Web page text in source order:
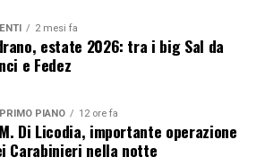
2 mesi fa
estate 2026: tra i big Sal da
e Fedez
PIANO 12 ore fa
Di Licodia, importante operazione
Carabinieri nella notte